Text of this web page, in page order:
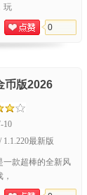
玩
0
币版2026
10
1.1.220最新版
一款超棒的全新风